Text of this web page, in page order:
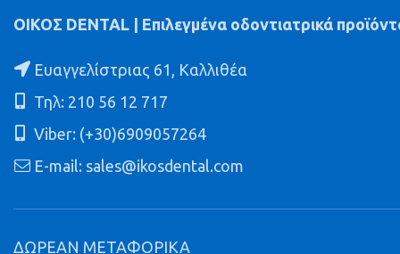
ΟΙΚΟΣ DENTAL | Επιλεγμένα οδοντιατρικά
Ευαγγελίστριας 61, Καλλιθέα
Τηλ: 210 56 12 717
Viber: (+30)6909057264
E-mail: sales@ikosdental.com
ΔΩΡΕΑΝ ΜΕΤΑΦΟΡΙΚΑ